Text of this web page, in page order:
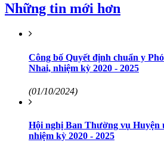
Những tin mới hơn
Công bố Quyết định chuẩn y
Nhai, nhiệm kỳ 2020 - 2025
(01/10/2024)
Hội nghị Ban Thường vụ Huyện
nhiệm kỳ 2020 - 2025